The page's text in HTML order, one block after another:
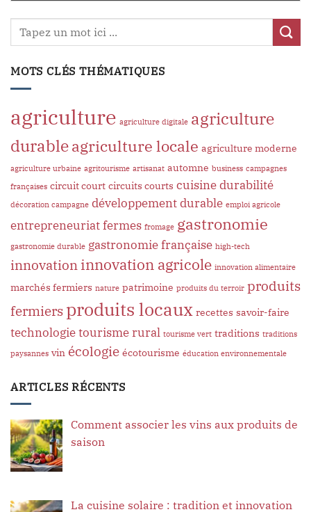
MOTS CLÉS THÉMATIQUES
agriculture agriculture digitale agriculture
durableagriculture locale agriculture moderne
agriculture urbaine agritourisme artisanat automne business campagnes
françaises circuit court circuits courts cuisinedurabilité
décoration campagne développement durable emploi agricole
entrepreneuriatfermes fromage gastronomie
gastronomie durable gastronomie française high-tech
innovation innovation agricole innovation alimentaire
marchés fermiers nature patrimoine produits du terroir produits
fermiers produits locaux recettes savoir-faire
technologietourisme rural tourisme vert traditions traditions
paysannes vin écologie écotourisme éducation environnementale
ARTICLES RÉCENTS
Comment associer les vins aux produits de
saison
La cuisine solaire : tradition et innovation